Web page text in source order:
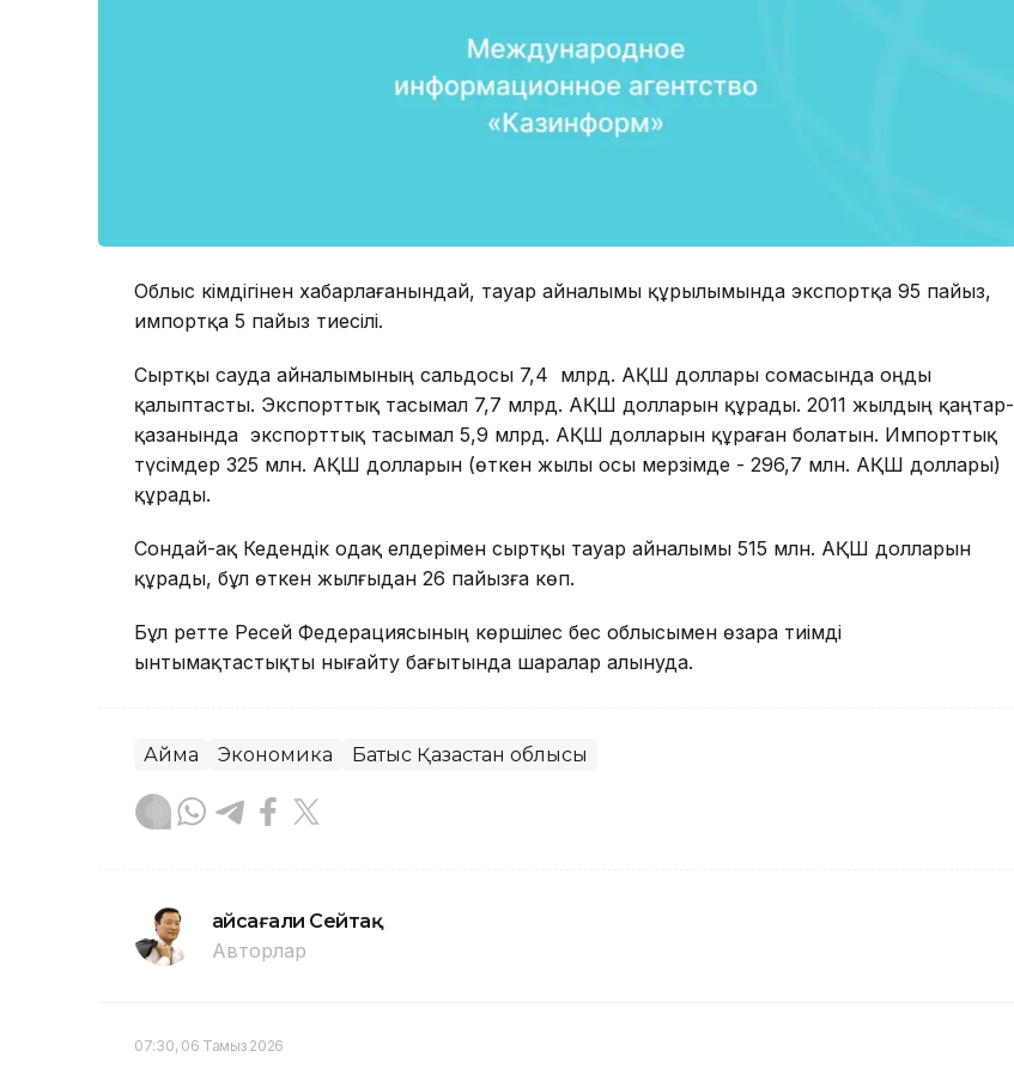
Облыс әкімдігінен хабарлағанындай, тауар айналымы құрылымында экспортқа 95 пайыз,
импортқа 5 пайыз тиесілі.
Сыртқы сауда айналымының сальдосы 7,4 млрд. АҚШ доллары сомасында оңды
қалыптасты. Экспорттық тасымал 7,7 млрд. АҚШ долларын құрады. 2011 жылдың қаңтар-
қазанында экспорттық тасымал 5,9 млрд. АҚШ долларын құраған болатын. Импорттық
түсімдер 325 млн. АҚШ долларын (өткен жылы осы мерзімде - 296,7 млн. АҚШ доллары)
құрады.
Сондай-ақ Кедендік одақ елдерімен сыртқы тауар айналымы 515 млн. АҚШ долларын
құрады, бұл өткен жылғыдан 26 пайызға көп.
Бұл ретте Ресей Федерациясының көршілес бес облысымен өзара тиімді
ынтымақтастықты нығайту бағытында шаралар алынуда.
Аймақ Экономика Батыс Қазақстан облысы
Ғайсағали Сейтақ
Авторлар
07:30, 06 Тамыз 2026